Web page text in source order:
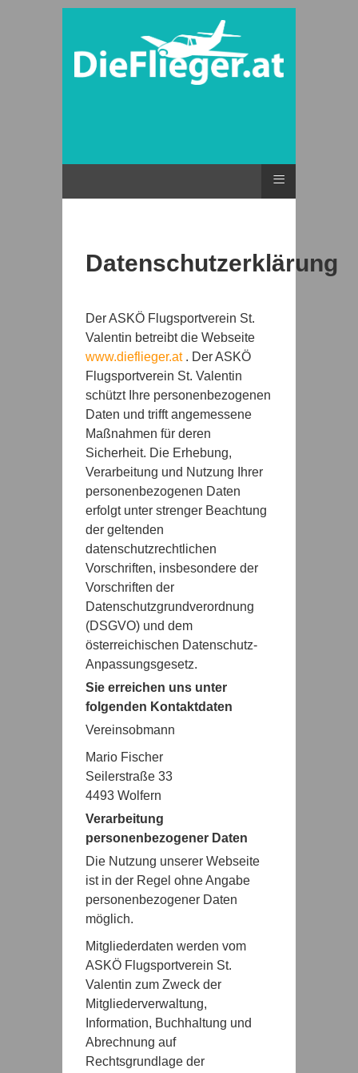
≡
Datenschutzerklärung
Der ASKÖ Flugsportverein St.
Valentin betreibt die Webseite
www.dieflieger.at. Der ASKÖ
Flugsportverein St. Valentin
schützt Ihre personenbezogenen
Daten und trifft angemessene
Maßnahmen für deren
Sicherheit. Die Erhebung,
Verarbeitung und Nutzung Ihrer
personenbezogenen Daten
erfolgt unter strenger Beachtung
der geltenden
datenschutzrechtlichen
Vorschriften, insbesondere der
Vorschriften der
Datenschutzgrundverordnung
(DSGVO) und dem
österreichischen Datenschutz-
Anpassungsgesetz.
Sie erreichen uns unter
folgenden Kontaktdaten
Vereinsobmann
Mario Fischer
Seilerstraße 33
4493 Wolfern
Verarbeitung
personenbezogener Daten
Die Nutzung unserer Webseite
ist in der Regel ohne Angabe
personenbezogener Daten
möglich.
Mitgliederdaten werden vom
ASKÖ Flugsportverein St.
Valentin zum Zweck der
Mitgliederverwaltung,
Information, Buchhaltung und
Abrechnung auf
Rechtsgrundlage der